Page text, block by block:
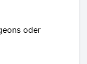
oder